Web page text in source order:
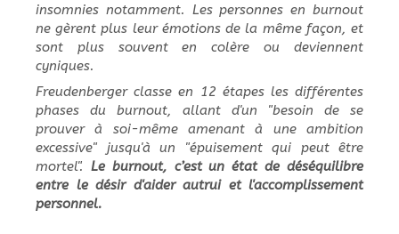
insomnies notamment. Les personnes en burnout
ne gèrent plus leur émotions de la même façon, et
sont plus souvent en colère ou deviennent
cyniques.
Freudenberger classe en 12 étapes les différentes
phases du burnout, allant d'un "besoin de se
prouver à soi-même amenant à une ambition
excessive" jusqu'à un "épuisement qui peut être
mortel". Le burnout, c’est un état de déséquilibre
entre le désir d'aider autrui et l'accomplissement
personnel.